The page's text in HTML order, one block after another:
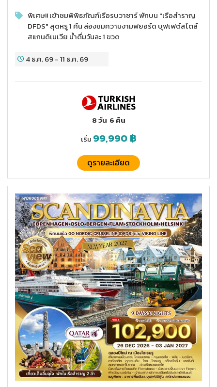
พิเศษ!! เข้าชมพิพิธภัณฑ์เรือรบวาซาร์ พักบน "เรือสำราญ
DFDS" สุดหรู 1 คืน ล่องชมความงามฟยอร์ด บุฟเฟต์สไตล์
สแกนดิเนเวีย น้ำดื่มวันละ 1 ขวด
4 ธ.ค. 69-11 ธ.ค. 69
8 วัน 6 คืน
เริ่ม 99,990฿
ดูรายละเอียด